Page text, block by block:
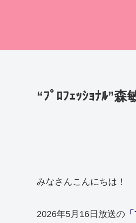
“ﾌﾟﾛﾌｪｯｼｮﾅﾙ”
みなさんこんにちは！
2026年5月16日放送の